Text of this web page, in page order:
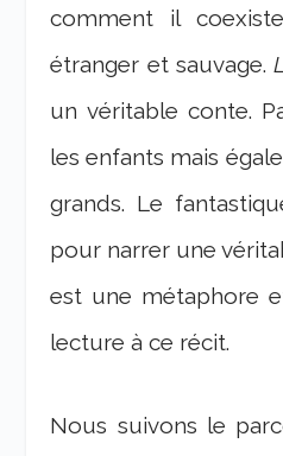
comment il
étranger et sauvage.
un véritable conte.
les enfants mais
grands. Le
pour narrer une
est une métaphore
lecture à ce récit.
Nous suivons le